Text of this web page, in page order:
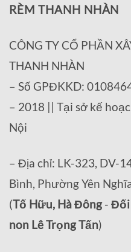
RÈM THANH NHÀN
CÔNG TY CỔ PHẦN
THANH NHÀN
– Số GPĐKKD:
– 2018 || Tại sở kế
Nội
– Địa chỉ: LK-323, DV-
Bình, Phường Yên
(Tố Hữu, Hà Đông- Đối
non Lê Trọng Tấn)